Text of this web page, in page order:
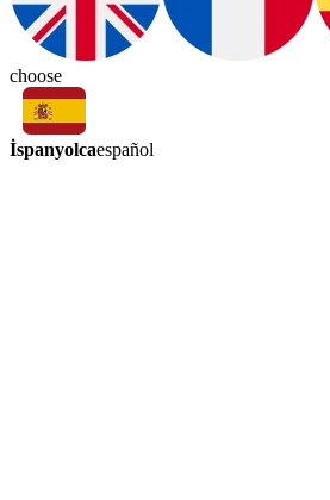
choose
İspanyolcaespañol